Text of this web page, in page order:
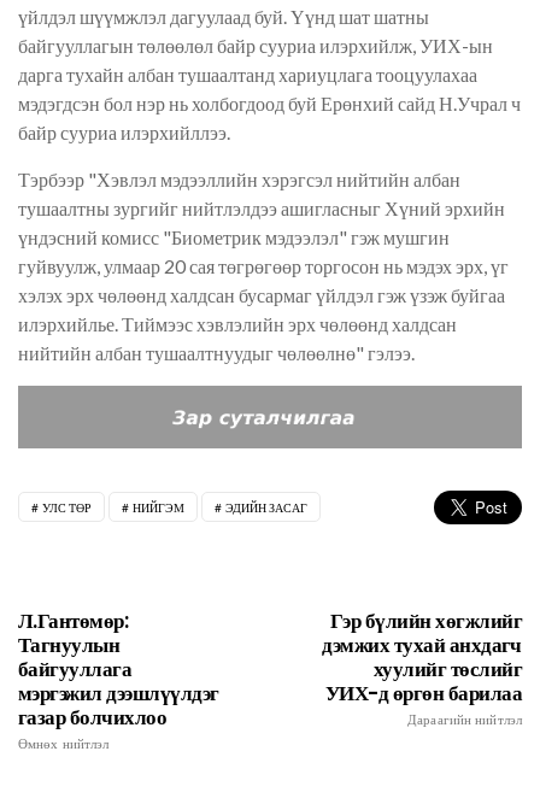
үйлдэл шүүмжлэл дагуулаад буй. Үүнд шат шатны
байгууллагын төлөөлөл байр сууриа илэрхийлж, УИХ-ын
дарга тухайн албан тушаалтанд хариуцлага тооцуулахаа
мэдэгдсэн бол нэр нь холбогдоод буй Ерөнхий сайд Н.Учрал ч
байр сууриа илэрхийллээ.
Тэрбээр "Хэвлэл мэдээллийн хэрэгсэл нийтийн албан
тушаалтны зургийг нийтлэлдээ ашигласныг Хүний эрхийн
үндэсний комисс "Биометрик мэдээлэл" гэж мушгин
гуйвуулж, улмаар 20 сая төгрөгөөр торгосон нь мэдэх эрх, үг
хэлэх эрх чөлөөнд халдсан бусармаг үйлдэл гэж үзэж буйгаа
илэрхийлье. Тиймээс хэвлэлийн эрх чөлөөнд халдсан
нийтийн албан тушаалтнуудыг чөлөөлнө" гэлээ.
УЛС ТӨР НИЙГЭМ ЭДИЙН ЗАСАГ
Л.Гантөмөр:
Тагнуулын
байгууллага
мэргэжил дээшлүүлдэг
газар болчихлоо
Өмнөх нийтлэл
Гэр бүлийн хөгжлийг
дэмжих тухай анхдагч
хуулийг төслийг
УИХ-д өргөн барилаа
Дараагийн нийтлэл